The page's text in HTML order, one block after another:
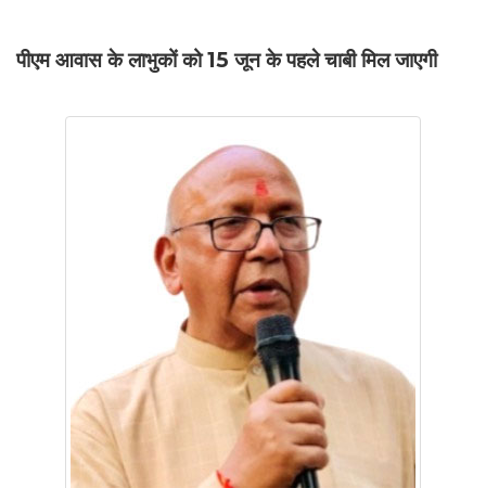
पीएम आवास के लाभुकों को 15 जून के पहले चाबी मिल जाएगी